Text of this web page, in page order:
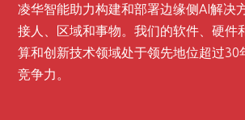
凌华智能助力构建和部署边缘侧AI解决
接人、区域和事物。我们的软件、硬件
算和创新技术领域处于领先地位超过30
竞争力。